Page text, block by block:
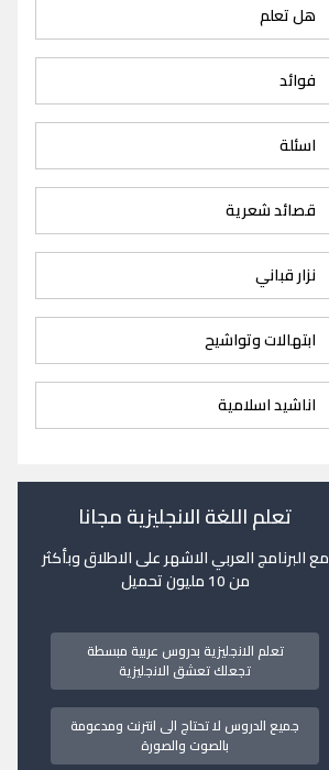
هل تعلم
فوائد
اسئلة
قصائد شعرية
نزار قباني
ابتهالات وتواشيح
اناشيد اسلامية
تعلم اللغة الانجليزية مجانا
مع البرنامج العربي الاشهر على الاطلاق وبأكثر
من 10 مليون تحميل
تعلم الانجليزية بدروس عربية مبسطة
تجعلك تعشق الانجليزية
جميع الدروس لا تحتاج الى انترنت ومدعومة
بالصوت والصورة